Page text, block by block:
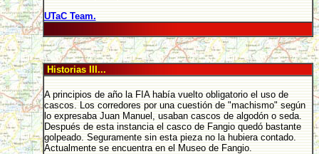
UTaC Team.
Historias III...
A principios de año la FIA había vuelto obligatorio el uso de
cascos. Los corredores por una cuestión de "machismo" según
lo expresaba Juan Manuel, usaban cascos de algodón o seda.
Después de esta instancia el casco de Fangio quedó bastante
golpeado. Seguramente sin esta pieza no la hubiera contado.
Actualmente se encuentra en el Museo de Fangio.